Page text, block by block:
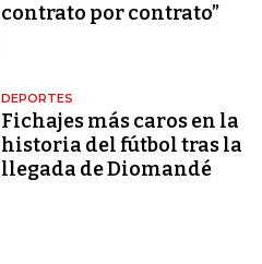
contrato por contrato”
DEPORTES
Fichajes más caros en la
historia del fútbol tras la
llegada de Diomandé